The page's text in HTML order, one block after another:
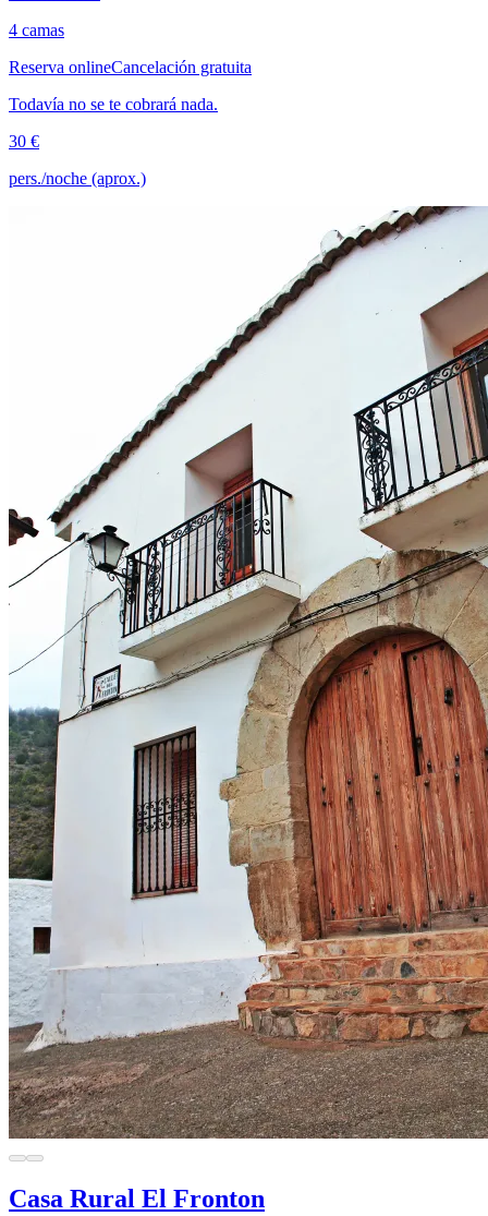
4 camas
Reserva onlineCancelación gratuita
Todavía no se te cobrará nada.
30 €
pers./noche (aprox.)
Casa Rural El Fronton